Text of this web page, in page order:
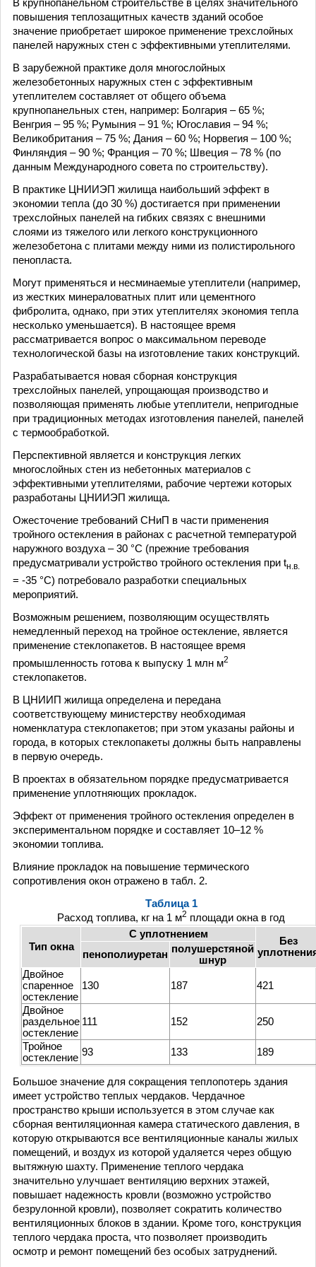
В крупнопанельном строительстве в целях значительного
повышения теплозащитных качеств зданий особое
значение приобретает широкое применение трехслойных
панелей наружных стен с эффективными утеплителями.
В зарубежной практике доля многослойных
железобетонных наружных стен с эффективным
утеплителем составляет от общего объема
крупнопанельных стен, например: Болгария – 65 %;
Венгрия – 95 %; Румыния – 91 %; Югославия – 94 %;
Великобритания – 75 %; Дания – 60 %; Норвегия – 100 %;
Финляндия – 90 %; Франция – 70 %; Швеция – 78 % (по
данным Международного совета по строительству).
В практике ЦНИИЭП жилища наибольший эффект в
экономии тепла (до 30 %) достигается при применении
трехслойных панелей на гибких связях с внешними
слоями из тяжелого или легкого конструкционного
железобетона с плитами между ними из полистирольного
пенопласта.
Могут применяться и несминаемые утеплители (например,
из жестких минераловатных плит или цементного
фибролита, однако, при этих утеплителях экономия тепла
несколько уменьшается). В настоящее время
рассматривается вопрос о максимальном переводе
технологической базы на изготовление таких конструкций.
Разрабатывается новая сборная конструкция
трехслойных панелей, упрощающая производство и
позволяющая применять любые утеплители, непригодные
при традиционных методах изготовления панелей, панелей
с термообработкой.
Перспективной является и конструкция легких
многослойных стен из небетонных материалов с
эффективными утеплителями, рабочие чертежи которых
разработаны ЦНИИЭП жилища.
Ожесточение требований СНиП в части применения
тройного остекления в районах с расчетной температурой
наружного воздуха – 30 °С (прежние требования
предусматривали устройство тройного остекления при tн.в.
= -35 °С) потребовало разработки специальных
мероприятий.
Возможным решением, позволяющим осуществлять
немедленный переход на тройное остекление, является
применение стеклопакетов. В настоящее время
промышленность готова к выпуску 1 млн м2
стеклопакетов.
В ЦНИИП жилища определена и передана
соответствующему министерству необходимая
номенклатура стеклопакетов; при этом указаны районы и
города, в которых стеклопакеты должны быть направлены
в первую очередь.
В проектах в обязательном порядке предусматривается
применение уплотняющих прокладок.
Эффект от применения тройного остекления определен в
экспериментальном порядке и составляет 10–12 %
экономии топлива.
Влияние прокладок на повышение термического
сопротивления окон отражено в табл. 2.
Таблица 1
Расход топлива, кг на 1 м2 площади окна в год
Тип окна
С уплотнением
Без
пенополиуретан полушерстяной
шнур
Двойное
спаренное
остекление
130 187 421
Двойное
раздельное
остекление
111 152 250
Тройное
остекление 93 133 189
Большое значение для сокращения теплопотерь здания
имеет устройство теплых чердаков. Чердачное
пространство крыши используется в этом случае как
сборная вентиляционная камера статического давления, в
которую открываются все вентиляционные каналы жилых
помещений, и воздух из которой удаляется через общую
вытяжную шахту. Применение теплого чердака
значительно улучшает вентиляцию верхних этажей,
повышает надежность кровли (возможно устройство
безрулонной кровли), позволяет сократить количество
вентиляционных блоков в здании. Кроме того, конструкция
теплого чердака проста, что позволяет производить
осмотр и ремонт помещений без особых затруднений.